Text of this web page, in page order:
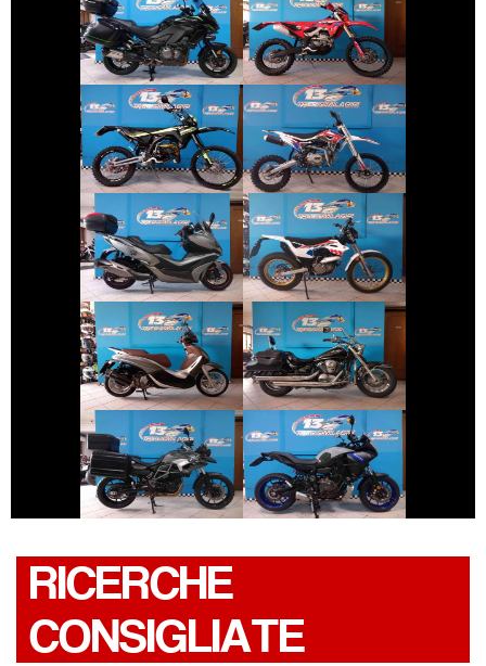
KAWASAKI
VERSYS
HONDA CRF
FANTIC-MOTOR
XE
€ 2.990 €
ALTRA-MARCA
ALTRO-
MODELLO
€ 1.700 €
KYMCO XCITING
€ 3.890 €
MONTESA 4RIDE
€ 5.890 €
PIAGGIO
BEVERLY
€ 3.590 €
KAWASAKI VN
€ 4.790 €
BMW SERIE-F-GS
€ 6.390 €
YAMAHA
TRACER
€ 6.390 €
RICERCHE
CONSIGLIATE